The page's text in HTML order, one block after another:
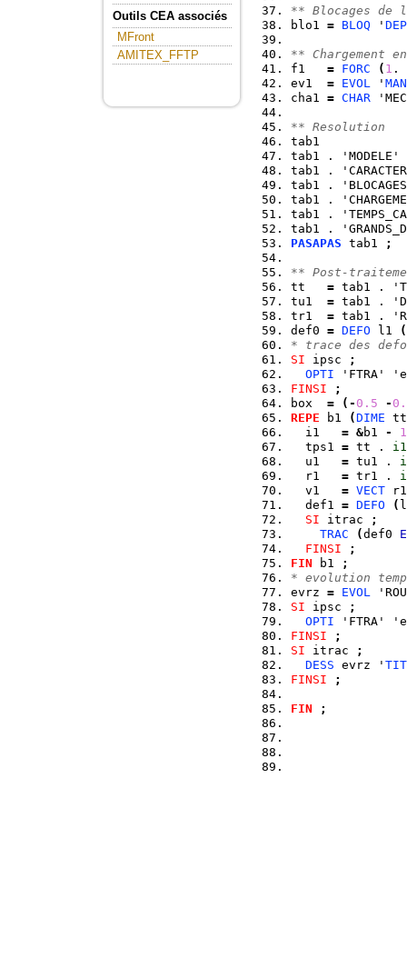
Outils CEA associés
MFront
AMITEX_FFTP
** Blocages de
blo1 = BLOQ '
** Chargement
f1 = FORC ( 1 .
ev1 = EVOL '
cha1 = CHAR
** Resolution
tab1 .
tab1 .
tab1 .
tab1 .
tab1 .
tab1 .
PASAPAS tab1 ;
** Post-
tt = tab1 .
tu1 = tab1 .
tr1 = tab1 .
def0 = DEFO l1
(
* trace des
SI ipsc
;
OPTI 'FTRA'
FINSI
;
box = ( - 0.5 -
REPE b1 (DIME tt
  i1
= &b1 -
1
  tps1
= tt . i1
  u1
= tu1 .
  r1
= tr1 .
  v1
= VECT
  def1
= DEFO (
SI itrac
;
TRAC
(def0
FINSI
;
FIN b1
;
* evolution
evrz = EVOL
SI ipsc
;
OPTI 'FTRA'
FINSI
;
SI itrac
;
DESS evrz '
FINSI
;
FIN ;